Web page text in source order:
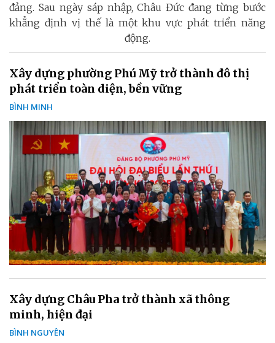
đảng. Sau ngày sáp nhập, Châu Đức đang từng bước
khẳng định vị thế là một khu vực phát triển năng
động.
Xây dựng phường Phú Mỹ trở thành đô thị
phát triển toàn diện, bền vững
BÌNH MINH
Xây dựng Châu Pha trở thành xã thông
minh, hiện đại
BÌNH NGUYÊN